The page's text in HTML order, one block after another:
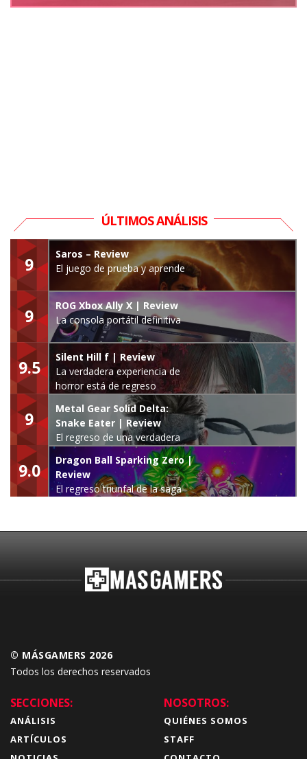
ÚLTIMOS ANÁLISIS
9
Saros – Review
El juego de prueba y aprende
9
ROG Xbox Ally X | Review
La consola portátil definitiva
9.5
Silent Hill f | Review
La verdadera experiencia de
horror está de regreso
9
Metal Gear Solid Delta:
Snake Eater | Review
El regreso de una verdadera
leyenda
9.0
Dragon Ball Sparking Zero |
Review
El regreso triunfal de la saga
© MÁSGAMERS 2026
Todos los derechos reservados
SECCIONES:
ANÁLISIS
ARTÍCULOS
NOSOTROS:
QUIÉNES SOMOS
STAFF